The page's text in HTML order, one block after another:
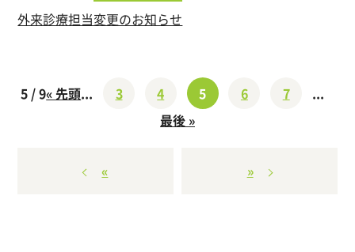
外来診療担当変更のお知らせ
5 / 9« 先頭
«
... 3 4 5 6 7 ...
»
最後 »